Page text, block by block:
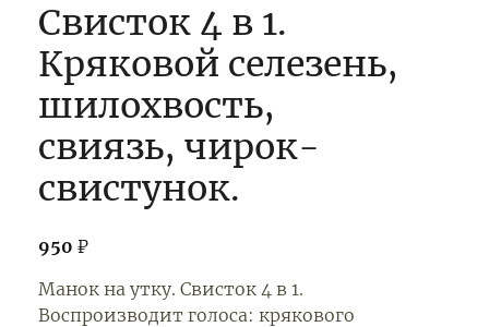
Свисток 4 в 1.
Кряковой селезень,
шилохвость,
свиязь, чирок-
свистунок.
950 ₽
Манок на утку. Свисток 4 в 1.
Воспроизводит голоса: крякового